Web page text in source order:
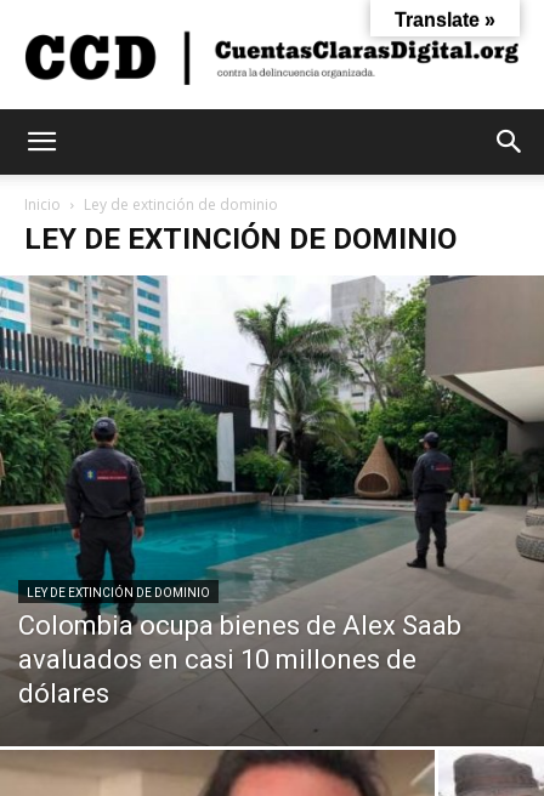
Digital
Inicio Ley de extinción de dominio
LEY DE EXTINCIÓN DE DOMINIO
LEY DE EXTINCIÓN DE DOMINIO
Colombia ocupa bienes de Alex Saab
avaluados en casi 10 millones de
dólares
Translate »